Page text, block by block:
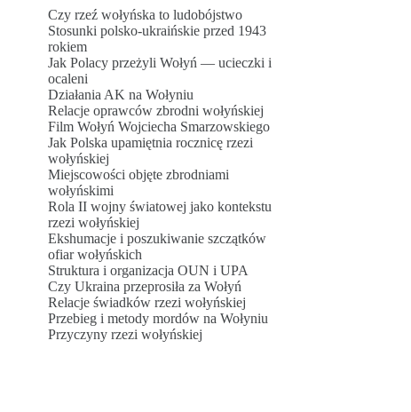
Czy rzeź wołyńska to ludobójstwo
Stosunki polsko-ukraińskie przed 1943
rokiem
Jak Polacy przeżyli Wołyń — ucieczki i
ocaleni
Działania AK na Wołyniu
Relacje oprawców zbrodni wołyńskiej
Film Wołyń Wojciecha Smarzowskiego
Jak Polska upamiętnia rocznicę rzezi
wołyńskiej
Miejscowości objęte zbrodniami
wołyńskimi
Rola II wojny światowej jako kontekstu
rzezi wołyńskiej
Ekshumacje i poszukiwanie szczątków
ofiar wołyńskich
Struktura i organizacja OUN i UPA
Czy Ukraina przeprosiła za Wołyń
Relacje świadków rzezi wołyńskiej
Przebieg i metody mordów na Wołyniu
Przyczyny rzezi wołyńskiej